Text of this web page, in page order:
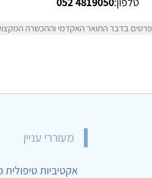
בדבר התואר האקדמי וההכשרה
מעוררי עניין
אקטיביות